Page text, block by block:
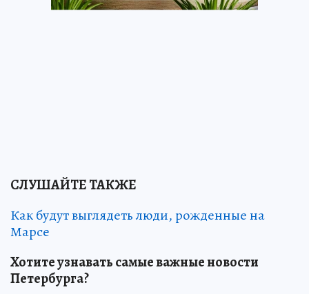
СЛУШАЙТЕ ТАКЖЕ
Как будут выглядеть люди, рожденные на
Марсе
Хотите узнавать самые важные новости
Петербурга?